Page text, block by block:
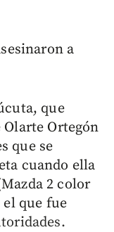
a
que
Ortegón
que se
cuando ella
2 color
el que fue